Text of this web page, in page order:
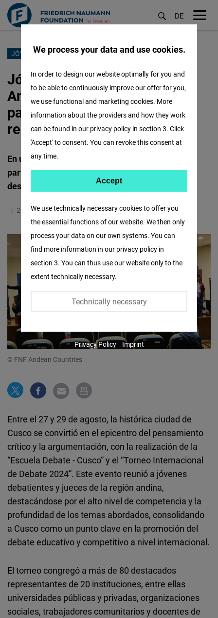
Pasar
contenido
principal
DE
JÓVENES
Jóvenes líderes de Países
Andinos se reúnen en Cusco
para debatir el futuro de la
región
En un evento académico de alto nivel, los
participantes abordaron temas clave para el
desarrollo de sus naciones.
21.09.2024 6.1 Minutos Andean states
© FNF Andean Countries
Entre el 27 y 29 de agosto, la histórica ciudad de
Cusco se convirtió en el epicentro del pensamiento
crítico y la argumentación, con la realización de la
“Escuela Debate - Cusco” y el “Torneo Internacional
de Debate 2024”. Este evento reunió a jóvenes
debatientes y jueces de la región andina,
destacándose por el alto nivel de competencia y la
profundidad de los temas abordados, consolidando
a Cusco como un punto clave en la promoción del
debate educativo y competitivo a nivel internacional.
El torneo congregó a más de 80 destacados
representantes de 20 instituciones, entre ellas
universidades públicas y privadas, organizaciones
sociales, trabajadores comunitarios y docentes de
We process your data and use cookies.
We use technically necessary cookies to offer you
the essential functions of our website. We then only
process your data on our own systems. You can
find more information in our privacy policy in
section 3. You can thus use our website only to the
extent technically necessary.
Technically necessary
In order to design our website optimally for you and
to be able to continuously improve our offer for you,
we use functional and marketing cookies. More
information about the providers and how they work
can be found in our privacy policy in section 3. Click
'Accept' to consent. You can revoke this consent at
any time.
Facebook
Embed
Twitter
Embed
Youtube
Embed
Google
Embed
Cloudinary
Flickr
Embed
Newsletter2go
Embed
Embed
D.Vinci
Embed
Accept
Privacy Policy Imprint